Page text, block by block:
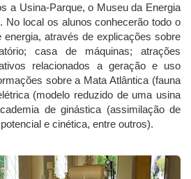
a Usina-Parque, o Museu da Energia
No local os alunos conhecerão todo o
energia, através de explicações sobre
casa de máquinas; atrações
relacionados a geração e uso
sobre a Mata Atlântica (fauna
(modelo reduzido de uma usina
de ginástica (assimilação de
e cinética, entre outros).